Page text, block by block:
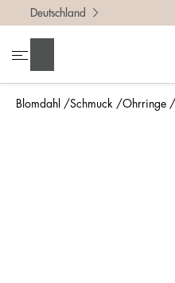
Blomdahl Schmuck Ohrringe
Deutschland